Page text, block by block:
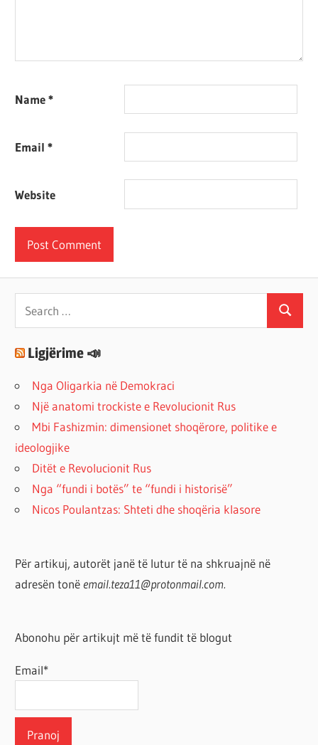
Name*
Email*
Website
Search
Ligjërime 📣
Nga Oligarkia në Demokraci
Një anatomi trockiste e Revolucionit Rus
Mbi Fashizmin: dimensionet shoqërore, politike e
ideologjike
Ditët e Revolucionit Rus
Nga “fundi i botës” te “fundi i historisë”
Nicos Poulantzas: Shteti dhe shoqëria klasore
Për artikuj, autorët janë të lutur të na shkruajnë në
adresën tonë email.teza11@protonmail.com.
Abonohu për artikujt më të fundit të blogut
Email*